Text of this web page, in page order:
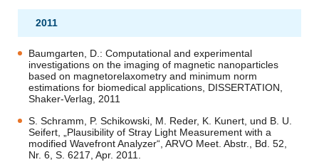
2011
Baumgarten, D.: Computational and experimental
investigations on the imaging of magnetic nanoparticles
based on magnetorelaxometry and minimum norm
estimations for biomedical applications, DISSERTATION,
Shaker-Verlag, 2011
S. Schramm, P. Schikowski, M. Reder, K. Kunert, und B. U.
Seifert, „Plausibility of Stray Light Measurement with a
modified Wavefront Analyzer“, ARVO Meet. Abstr., Bd. 52,
Nr. 6, S. 6217, Apr. 2011.